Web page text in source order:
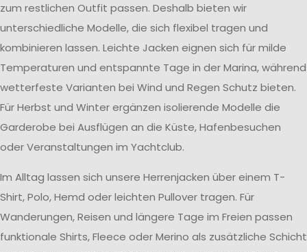
zum restlichen Outfit passen. Deshalb bieten wir
unterschiedliche Modelle, die sich flexibel tragen und
kombinieren lassen. Leichte Jacken eignen sich für milde
Temperaturen und entspannte Tage in der Marina, während
wetterfeste Varianten bei Wind und Regen Schutz bieten.
Für Herbst und Winter ergänzen isolierende Modelle die
Garderobe bei Ausflügen an die Küste, Hafenbesuchen
oder Veranstaltungen im Yachtclub.
Im Alltag lassen sich unsere Herrenjacken über einem T-
Shirt, Polo, Hemd oder leichten Pullover tragen. Für
Wanderungen, Reisen und längere Tage im Freien passen
funktionale Shirts, Fleece oder Merino als zusätzliche Schicht